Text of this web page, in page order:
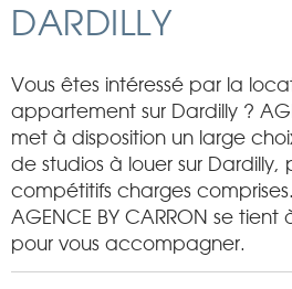
DARDILLY
Vous êtes intéressé par la
appartement sur Dardilly ?
met à disposition un large
de studios à louer sur Dardilly,
compétitifs charges
AGENCE BY CARRON se
pour vous accompagner.